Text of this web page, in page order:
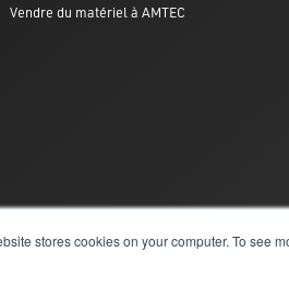
stores cookies on your computer. To see
YouTube
Vendre du matériel à AMTEC